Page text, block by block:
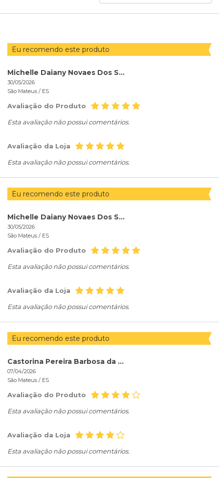
Eu recomendo este produto
Michelle Daiany Novaes Dos Santos
30/05/2026
São Mateus / ES
Avaliação do Produto
Esta avaliação não possui comentários.
Avaliação da Loja
Esta avaliação não possui comentários.
Eu recomendo este produto
Michelle Daiany Novaes Dos Santos
30/05/2026
São Mateus / ES
Avaliação do Produto
Esta avaliação não possui comentários.
Avaliação da Loja
Esta avaliação não possui comentários.
Eu recomendo este produto
Castorina Pereira Barbosa da Rocha
07/04/2026
São Mateus / ES
Avaliação do Produto
Esta avaliação não possui comentários.
Avaliação da Loja
Esta avaliação não possui comentários.